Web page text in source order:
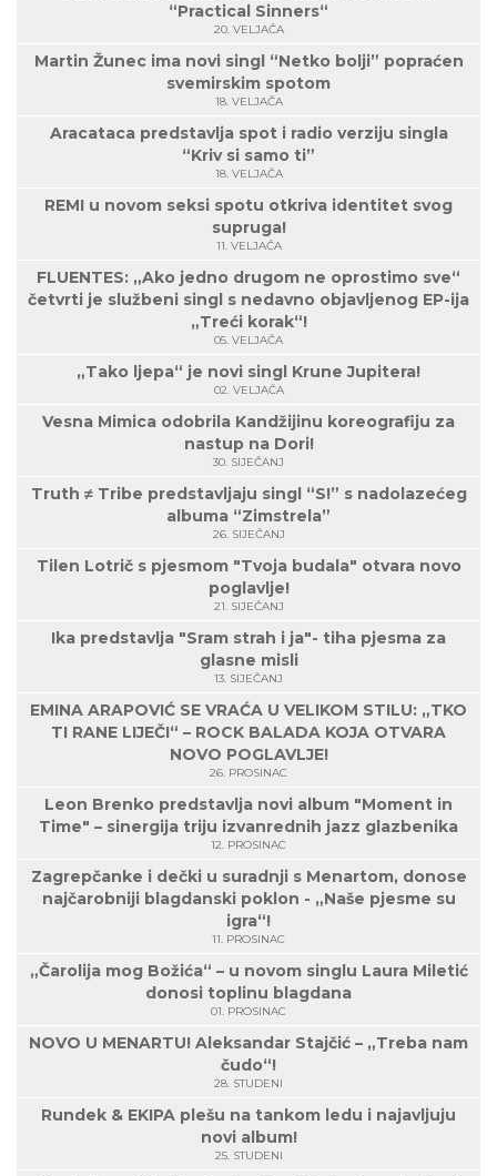
“Practical Sinners“
20. VELJAČA
Martin Žunec ima novi singl “Netko bolji” popraćen
svemirskim spotom
18. VELJAČA
Aracataca predstavlja spot i radio verziju singla
“Kriv si samo ti”
18. VELJAČA
REMI u novom seksi spotu otkriva identitet svog
supruga!
11. VELJAČA
FLUENTES: „Ako jedno drugom ne oprostimo sve“
četvrti je službeni singl s nedavno objavljenog EP-ija
„Treći korak“!
05. VELJAČA
„Tako ljepa“ je novi singl Krune Jupitera!
02. VELJAČA
Vesna Mimica odobrila Kandžijinu koreografiju za
nastup na Dori!
30. SIJEČANJ
Truth ≠ Tribe predstavljaju singl “S!” s nadolazećeg
albuma “Zimstrela”
26. SIJEČANJ
Tilen Lotrič s pjesmom "Tvoja budala" otvara novo
poglavlje!
21. SIJEČANJ
Ika predstavlja "Sram strah i ja"- tiha pjesma za
glasne misli
13. SIJEČANJ
EMINA ARAPOVIĆ SE VRAĆA U VELIKOM STILU: „TKO
TI RANE LIJEČI“ – ROCK BALADA KOJA OTVARA
NOVO POGLAVLJE!
26. PROSINAC
Leon Brenko predstavlja novi album "Moment in
Time" – sinergija triju izvanrednih jazz glazbenika
12. PROSINAC
Zagrepčanke i dečki u suradnji s Menartom, donose
najčarobniji blagdanski poklon - „Naše pjesme su
igra“!
11. PROSINAC
„Čarolija mog Božića“ – u novom singlu Laura Miletić
donosi toplinu blagdana
01. PROSINAC
NOVO U MENARTU! Aleksandar Stajčić – „Treba nam
čudo“!
28. STUDENI
Rundek & EKIPA plešu na tankom ledu i najavljuju
novi album!
25. STUDENI